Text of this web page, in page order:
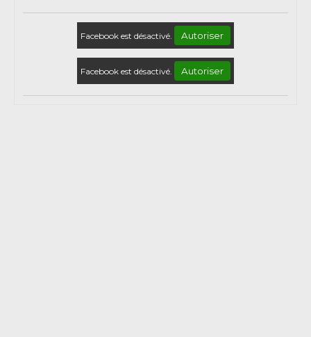
Facebook est désactivé. Autoriser
Facebook est désactivé. Autoriser